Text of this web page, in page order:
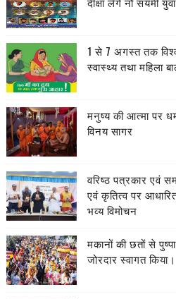
1 से 7 अगस्त तक
स्वास्थ्य तथा महिला
मनुष्य की आत्मा पर
विनय सागर
वरिष्ठ पत्रकार एवं
एवं कृतित्व पर
भव्य विमोचन
मकानों की छतों से
जोरदार स्वागत किया।